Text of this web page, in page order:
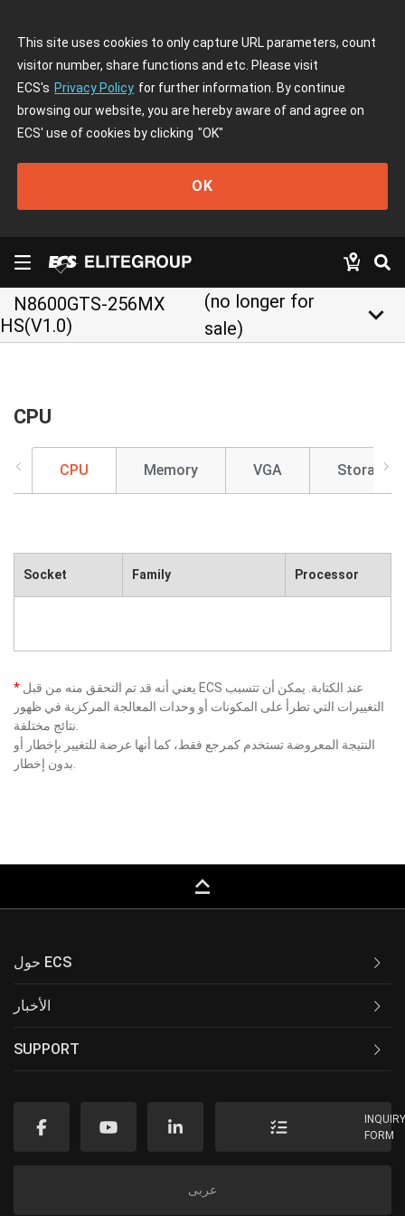
This site uses cookies to only capture URL parameters, count
visitor number, share functions and etc. Please visit
ECS's Privacy Policy for further information. By continue
browsing our website, you are hereby aware of and agree on
ECS' use of cookies by clicking "OK"
OK
N8600GTS-256MX
HS(V1.0)
(no longer for
sale)
keyboard_arrow_down
CPU
CPU Memory VGA Storage
Socket Family Processor
*
التغييرات التي تطرأ على المكونات أو وحدات المعالجة المركزية في ظهور
النتيجة المعروضة تستخدم كمرجع فقط، كما أنها عرضة للتغيير بإخطار أو
keyboard_capslock
حول ECS
الأخبار
SUPPORT
FORM
عربى